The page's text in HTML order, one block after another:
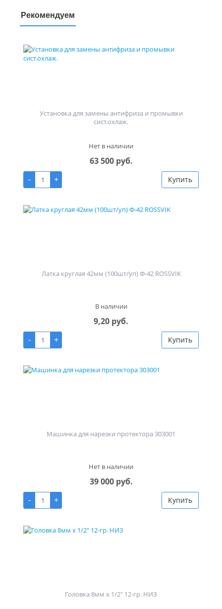
Рекомендуем
Установка для замены антифриза и промывки
сист.охлаж.
Нет в наличии
63 500 руб.
-
+ Купить
Латка круглая 42мм (100шт/уп) Ф-42 ROSSVIK
В наличии
9,20 руб.
-
+ Купить
Машинка для нарезки протектора 303001
Нет в наличии
39 000 руб.
-
+ Купить
Головка 8мм х 1/2" 12-гр. НИЗ